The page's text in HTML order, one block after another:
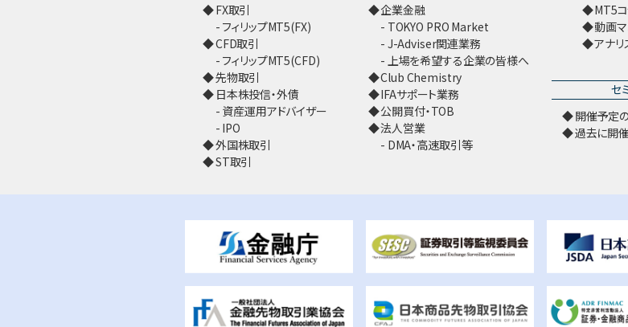
FX取引
フィリップMT5(FX)
CFD取引
フィリップMT5(CFD)
先物取引
日本株投信・外債
資産運用アドバイザー
IPO
外国株取引
ST取引
企業金融
TOKYO PRO Market
J-Adviser関連業務
上場を希望する企業の皆様へ
Club Chemistry
IFAサポート業務
公開買付・TOB
法人営業
DMA・高速取引等
MT5
動画
アナリ
セ
開催予定
過去に開